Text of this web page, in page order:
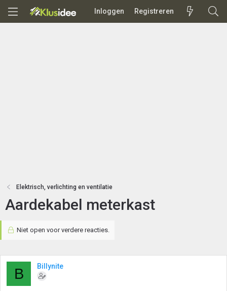
Inloggen Registreren
Elektrisch, verlichting en ventilatie
Aardekabel meterkast
Niet open voor verdere reacties.
B Billynite